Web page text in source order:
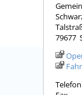
79677
Telefon